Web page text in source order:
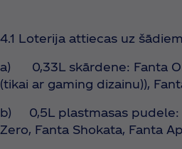
4.1 Loterija attiecas uz
a) 0,33L skārdene: Fanta
(tikai ar gaming dizainu)),
b) 0,5L plastmasas pudele:
Zero, Fanta Shokata, Fanta